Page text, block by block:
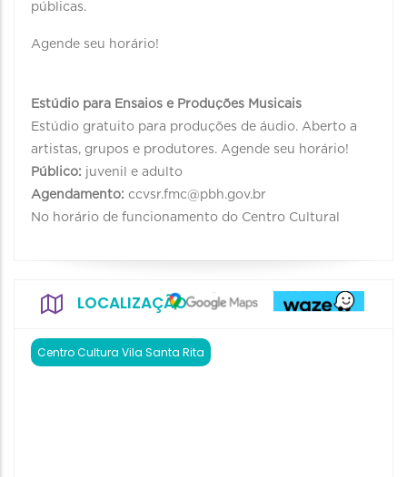
públicas.
Agende seu horário!
Estúdio para Ensaios e Produções Musicais
Estúdio gratuito para produções de áudio. Aberto a
artistas, grupos e produtores. Agende seu horário!
Público: juvenil e adulto
Agendamento: ccvsr.fmc@pbh.gov.br
No horário de funcionamento do Centro Cultural
LOCALIZAÇÃO
Centro Cultura Vila Santa Rita